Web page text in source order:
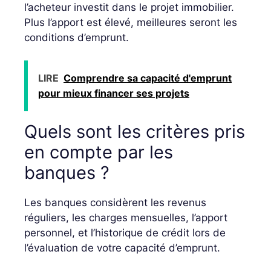
l’acheteur investit dans le projet immobilier.
Plus l’apport est élevé, meilleures seront les
conditions d’emprunt.
LIRE Comprendre sa capacité d'emprunt
pour mieux financer ses projets
Quels sont les critères pris
en compte par les
banques ?
Les banques considèrent les revenus
réguliers, les charges mensuelles, l’apport
personnel, et l’historique de crédit lors de
l’évaluation de votre capacité d’emprunt.